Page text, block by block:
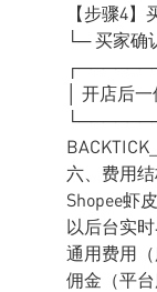
【步骤4
└─ 买家确
│ 开店后
六、费用
Shopee虾
以后台实
通用费用（
佣金（平